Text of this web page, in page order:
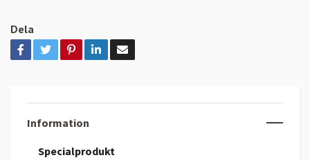
Dela
Information
Specialprodukt